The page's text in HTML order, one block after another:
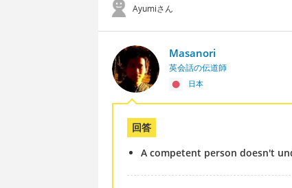
Ayumiさん
Masanori
英会話の伝道師
日本
回答
A competent person doesn't